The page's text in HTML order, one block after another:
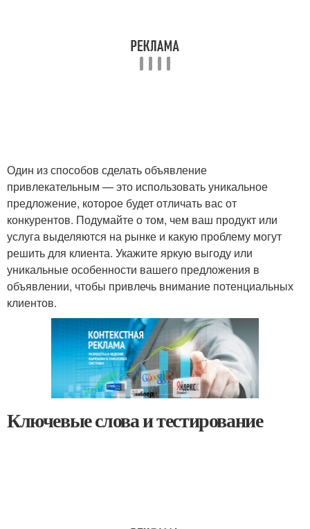
Один из способов сделать объявление
привлекательным — это использовать уникальное
предложение, которое будет отличать вас от
конкурентов. Подумайте о том, чем ваш продукт или
услуга выделяются на рынке и какую проблему могут
решить для клиента. Укажите яркую выгоду или
уникальные особенности вашего предложения в
объявлении, чтобы привлечь внимание потенциальных
клиентов.
Ключевые слова и тестирование